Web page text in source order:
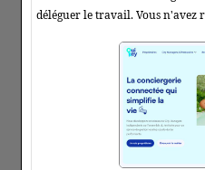
déléguer le travail. Vous n'avez